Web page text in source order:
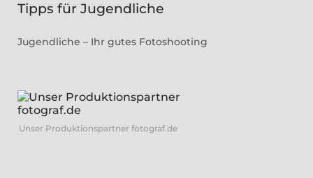
Tipps für Jugendliche
Jugendliche – Ihr gutes Fotoshooting
Unser Produktionspartner fotograf.de